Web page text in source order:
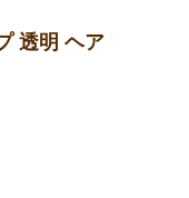
透明 ヘア